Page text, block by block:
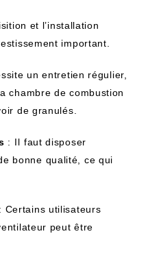
et l’installation
important.
un entretien régulier,
chambre de combustion
​de granulés.
:⁤ Il ⁣faut disposer
bonne qualité,‍ ce ‌qui
: Certains utilisateurs
peut être‌